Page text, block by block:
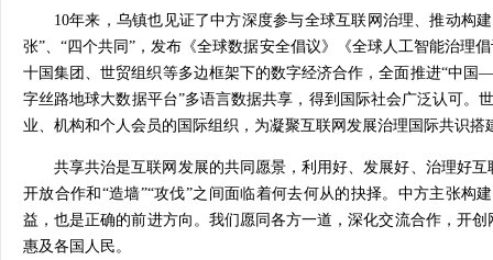
10年来，乌镇也见证了中方深度参与全球互联网治理、推动构
张”、“四个共同”，发布《全球数据安全倡议》《全球人工智能治理
十国集团、世贸组织等多边框架下的数字经济合作，全面推进“中国
字丝路地球大数据平台”多语言数据共享，得到国际社会广泛认可。
业、机构和个人会员的国际组织，为凝聚互联网发展治理国际共识搭
共享共治是互联网发展的共同愿景，利用好、发展好、治理好
开放合作和“造墙”“攻伐”之间面临着何去何从的抉择。中方主张
益，也是正确的前进方向。我们愿同各方一道，深化交流合作，开
惠及各国人民。